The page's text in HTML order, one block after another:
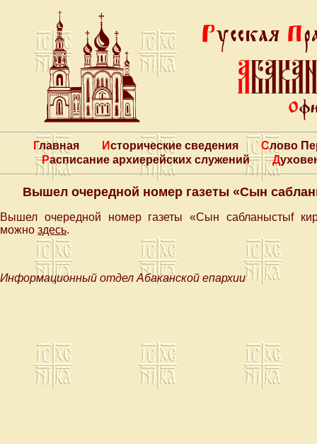
Главная Исторические сведения
Слово
Расписание архиерейских служений
Вышел очередной номер газеты «Cын
Вышел очередной номер газеты «Cын сабланыстыf
можно здесь.
Информационный отдел Абаканской епархии